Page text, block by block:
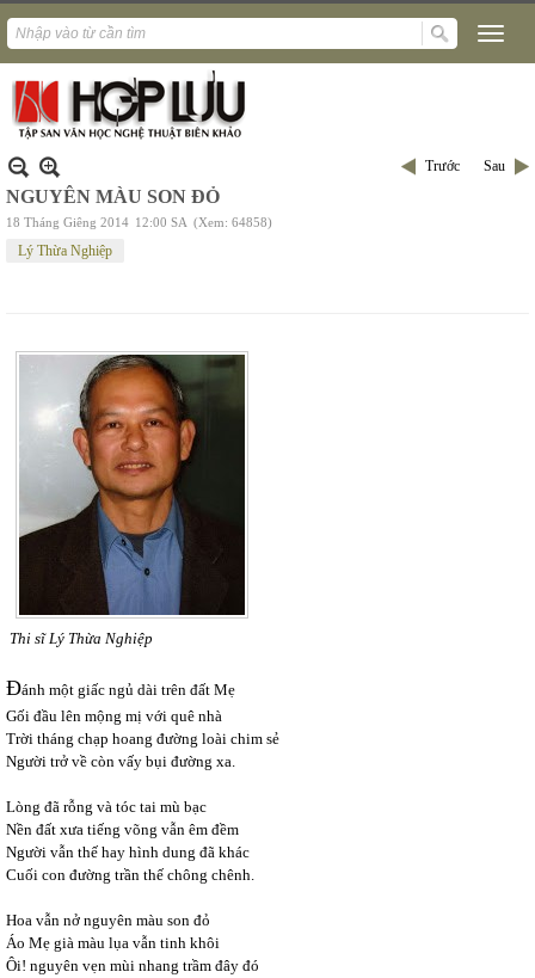
Trước Sau
NGUYÊN MÀU SON ĐỎ
18 Tháng Giêng 2014 12:00 SA (Xem: 64858)
Lý Thừa Nghiệp
Thi sĩ Lý Thừa Nghiệp
Đánh một giấc ngủ dài trên đất Mẹ
Gối đầu lên mộng mị với quê nhà
Trời tháng chạp hoang đường loài chim sẻ
Người trở về còn vấy bụi đường xa.
Lòng đã rỗng và tóc tai mù bạc
Nền đất xưa tiếng võng vẫn êm đềm
Người vẫn thế hay hình dung đã khác
Cuối con đường trần thế chông chênh.
Hoa vẫn nở nguyên màu son đỏ
Áo Mẹ già màu lụa vẫn tinh khôi
Ôi! nguyên vẹn mùi nhang trầm đây đó